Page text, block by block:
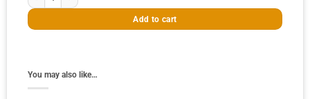
Add to cart
You may also like…